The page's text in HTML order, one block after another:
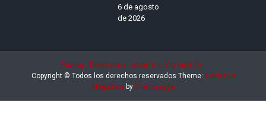
6 de agosto
de 2026
Privacy Disclaimer About Us
Contact Us
Copyright © Todos los derechos reservados Theme: Eximious
Magazine by Themesaga